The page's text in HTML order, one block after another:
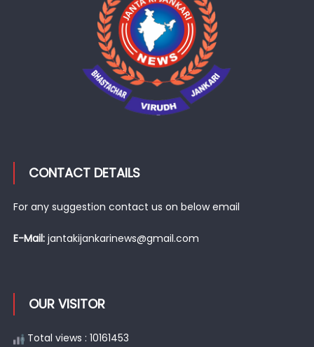
CONTACT DETAILS
For any suggestion contact us on below email
E-Mail: jantakijankarinews@gmail.com
OUR VISITOR
Total views : 10161453